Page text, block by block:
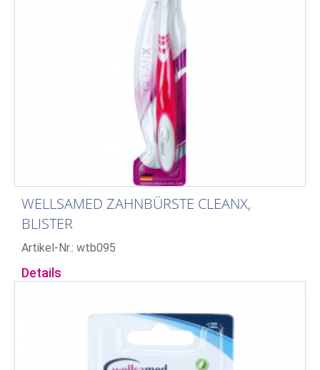
WELLSAMED ZAHNBÜRSTE CLEANX,
BLISTER
Artikel-Nr.: wtb095
Details